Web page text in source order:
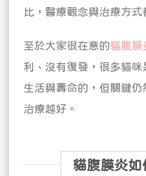
比，醫療觀念與治療方式
至於大家很在意的貓腹膜
利、沒有復發，很多貓
生活與壽命的，但關鍵
治療越好。
貓腹膜炎如